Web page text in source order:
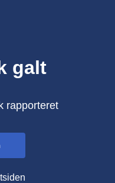
galt
rapporteret